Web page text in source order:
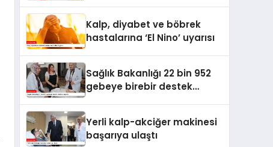
Kalp, diyabet ve böbrek
hastalarına ‘El Nino’ uyarısı
Sağlık Bakanlığı 22 bin 952
gebeye birebir destek
Yerli kalp-akciğer makinesi
başarıya ulaştı